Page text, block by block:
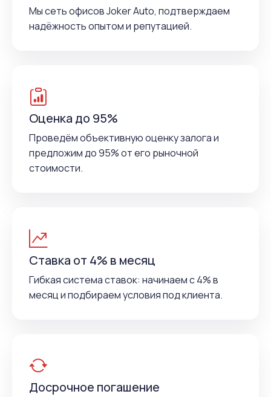
Мы сеть офисов Joker Auto, подтверждаем
надёжность опытом и репутацией.
Оценка до 95%
Проведём объективную оценку залога и
предложим до 95% от его рыночной
стоимости.
Ставка от 4% в месяц
Гибкая система ставок: начинаем с 4% в
месяц и подбираем условия под клиента.
Досрочное погашение